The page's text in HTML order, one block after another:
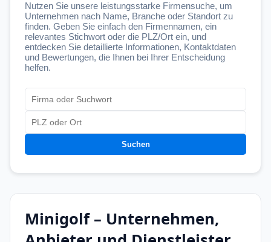
Nutzen Sie unsere leistungsstarke Firmensuche, um
Unternehmen nach Name, Branche oder Standort zu
finden. Geben Sie einfach den Firmennamen, ein
relevantes Stichwort oder die PLZ/Ort ein, und
entdecken Sie detaillierte Informationen, Kontaktdaten
und Bewertungen, die Ihnen bei Ihrer Entscheidung
helfen.
Suchen
Minigolf – Unternehmen,